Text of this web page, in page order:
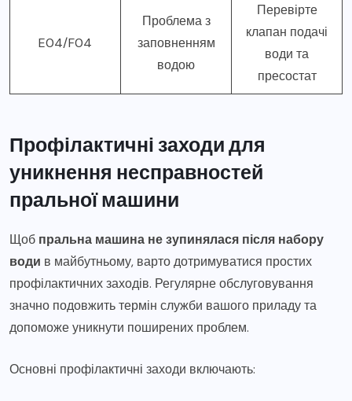
E04/F04
Проблема з
заповненням
водою
Перевірте
клапан подачі
води та
пресостат
Профілактичні заходи для
уникнення несправностей
пральної машини
Щоб пральна машина не зупинялася після набору
води в майбутньому, варто дотримуватися простих
профілактичних заходів. Регулярне обслуговування
значно подовжить термін служби вашого приладу та
допоможе уникнути поширених проблем.
Основні профілактичні заходи включають: